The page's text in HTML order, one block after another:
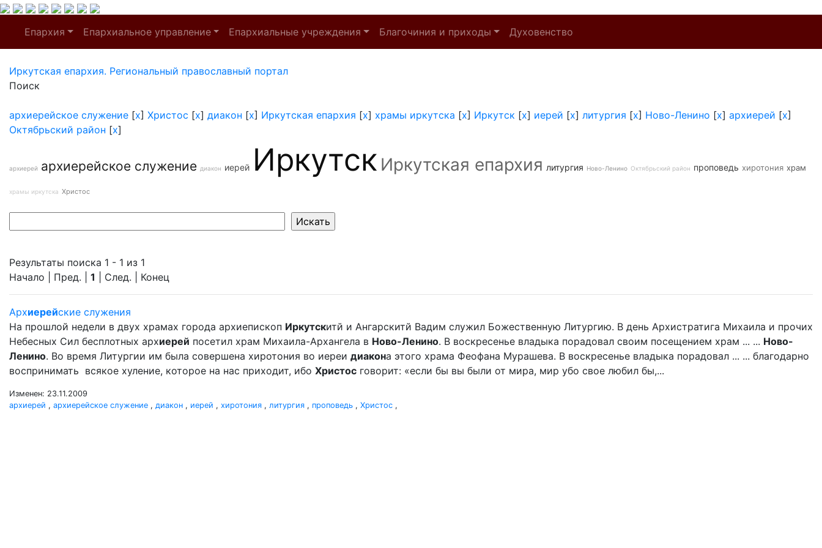
Епархия Епархиальное управление Епархиальные учреждения Благочиния и приходы Духовенство
Иркутская епархия. Региональный православный портал
Поиск
архиерейское служение [x] Христос [x] диакон [x] Иркутская епархия [x] храмы иркутска [x] Иркутск [x] иерей [x] литургия [x] Ново-Ленино [x] архиерей [x]
Октябрьский район [x]
архиерей архиерейское служение диакон иерей Иркутск Иркутская епархия литургия Ново-Ленино Октябрьский район проповедь хиротония храм
храмы иркутска Христос
Результаты поиска 1 - 1 из 1
Начало | Пред. | 1 | След. | Конец
Архиерейские служения
На прошлой недели в двух храмах города архиепископ Иркутскитй и Ангарскитй Вадим служил Божественную Литургию. В день Архистратига Михаила и прочих
Небесных Сил бесплотных архиерей посетил храм Михаила-Архангела в Ново-Ленино. В воскресенье владыка порадовал своим посещением храм ... ... Ново-
Ленино. Во время Литургии им была совершена хиротония во иереи диакона этого храма Феофана Мурашева. В воскресенье владыка порадовал ... ... благодарно
воспринимать всякое хуление, которое на нас приходит, ибо Христос говорит: «если бы вы были от мира, мир убо свое любил бы,...
Изменен: 23.11.2009
архиерей , архиерейское служение , диакон , иерей , хиротония , литургия , проповедь , Христос ,